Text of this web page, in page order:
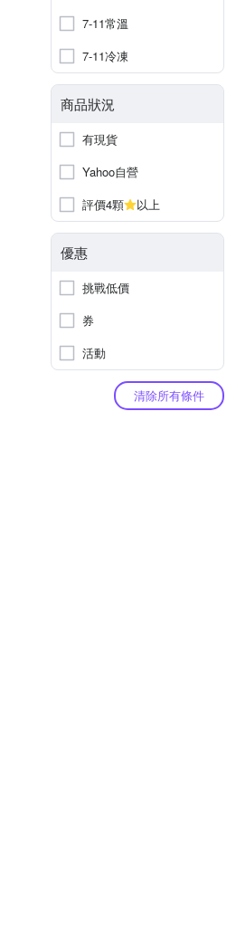
7-11常溫
7-11冷凍
商品狀況
有現貨
Yahoo自營
評價4顆
以上
優惠
挑戰低價
券
活動
清除所有條件